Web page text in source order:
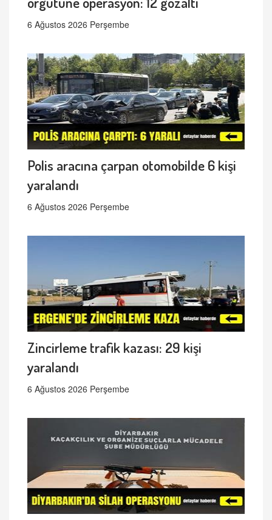
6 Ağustos 2026 Perşembe
Polis aracına çarpan otomobilde 6 kişi
yaralandı
6 Ağustos 2026 Perşembe
Zincirleme trafik kazası: 29 kişi
yaralandı
6 Ağustos 2026 Perşembe